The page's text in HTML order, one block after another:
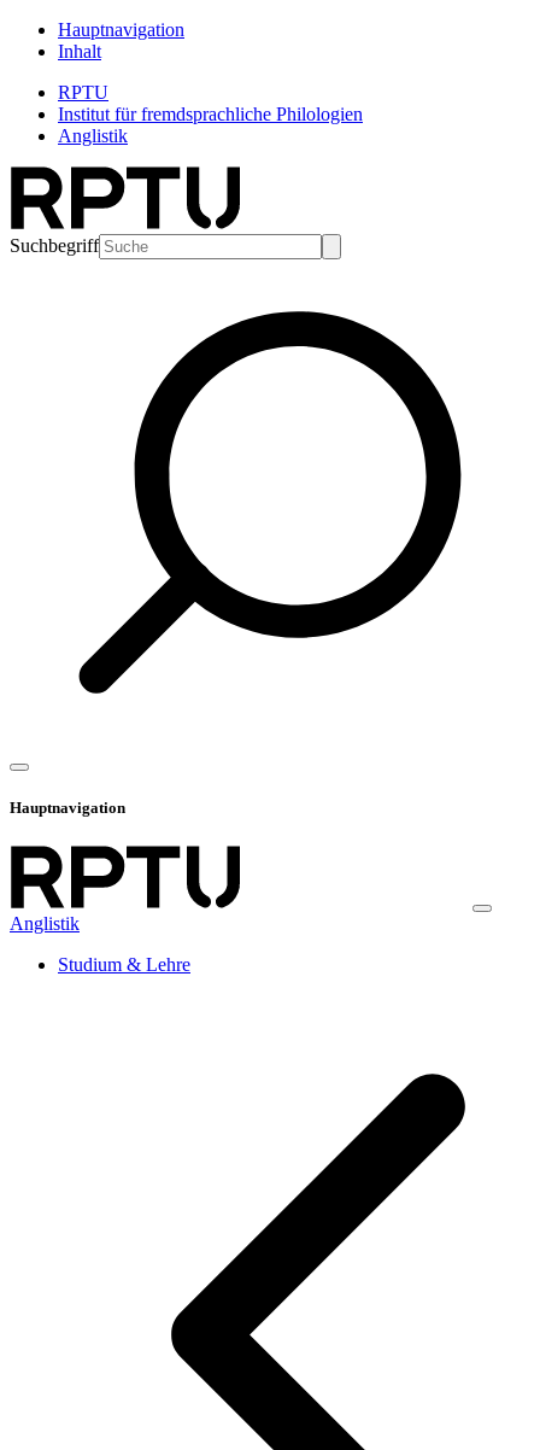
Hauptnavigation
Inhalt
RPTU
Institut für fremdsprachliche Philologien
Anglistik
Suchbegriff
Hauptnavigation
Anglistik
Studium & Lehre